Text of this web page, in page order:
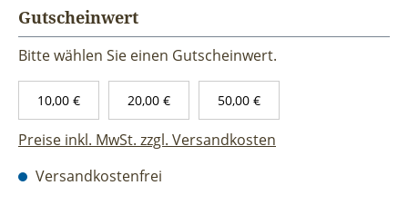
Gutscheinwert
Bitte wählen Sie einen Gutscheinwert.
10,00 € 20,00 € 50,00 €
Preise inkl. MwSt. zzgl. Versandkosten
Versandkostenfrei